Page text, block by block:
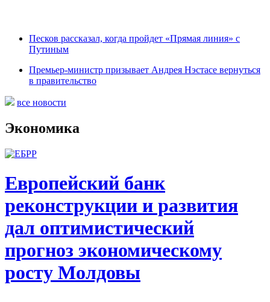
Песков рассказал, когда пройдет «Прямая линия» с
Путиным
Премьер-министр призывает Андрея Нэстасе вернуться
в правительство
все новости
Экономика
Европейский банк
реконструкции и развития
дал оптимистический
прогноз экономическому
росту Молдовы